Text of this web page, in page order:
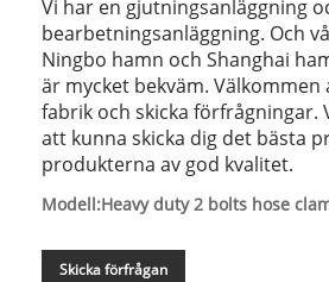
Vi har en gjutningsanläggning
bearbetningsanläggning. Och
Ningbo hamn och Shanghai
är mycket bekväm. Välkommen
fabrik och skicka förfrågningar.
att kunna skicka dig det bästa
produkterna av god kvalitet.
Modell:Heavy duty 2 bolts hose
Skicka förfrågan